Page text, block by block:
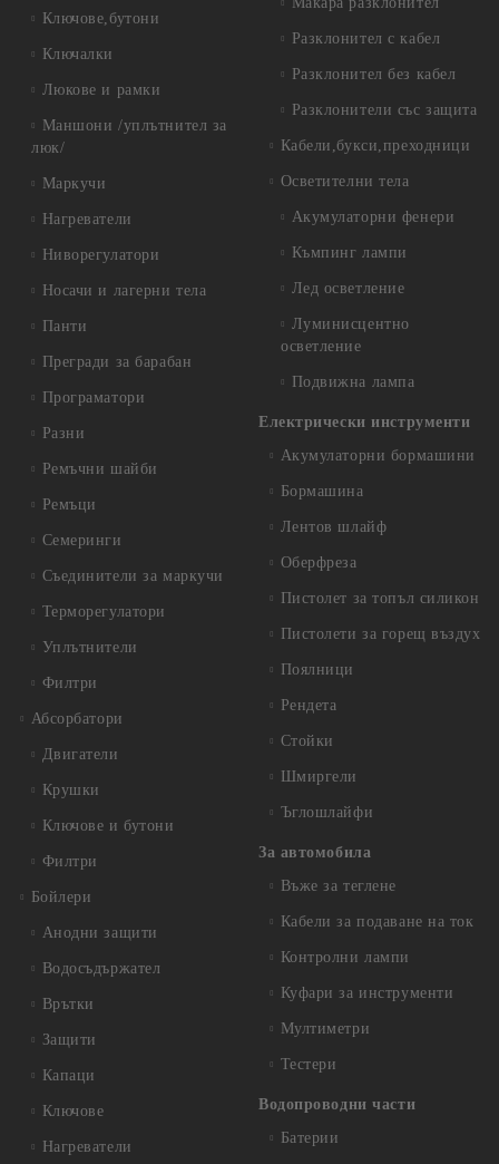
Ключове,бутони
Ключалки
Люкове и рамки
Маншони /уплътнител за
люк/
Маркучи
Нагреватели
Ниворегулатори
Носачи и лагерни тела
Панти
Прегради за барабан
Програматори
Разни
Ремъчни шайби
Ремъци
Семеринги
Съединители за маркучи
Терморегулатори
Уплътнители
Филтри
Абсорбатори
Двигатели
Крушки
Ключове и бутони
Филтри
Бойлери
Анодни защити
Водосъдържател
Врътки
Защити
Капаци
Ключове
Нагреватели
Разклонител с кабел
Разклонител без кабел
Разклонители със защита
Кабели,букси,преходници
Осветителни тела
Акумулаторни фенери
Къмпинг лампи
Лед осветление
Луминисцентно
осветление
Подвижна лампа
Електрически инструменти
Акумулаторни бормашини
Бормашина
Лентов шлайф
Оберфреза
Пистолет за топъл силикон
Пистолети за горещ въздух
Поялници
Рендета
Стойки
Шмиргели
Ъглошлайфи
За автомобила
Въже за теглене
Кабели за подаване на ток
Контролни лампи
Куфари за инструменти
Мултиметри
Тестери
Водопроводни части
Батерии